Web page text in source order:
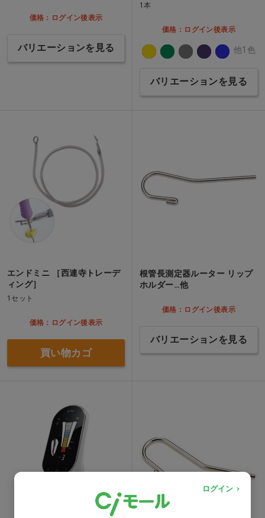
価格：ログイン後表示
バリエーションを見る
1本
価格：ログイン後表示
他1色
バリエーションを見る
エンドミニ ［西連寺トレーデ
ィング］
1セット
価格：ログイン後表示
買い物カゴ
根管長測定器ルーター リップ
ホルダー…他
価格：ログイン後表示
バリエーションを見る
ログイン